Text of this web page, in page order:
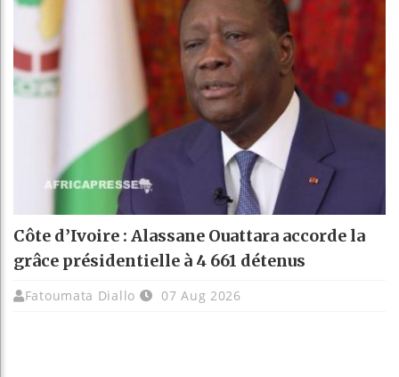
Côte d’Ivoire : Alassane Ouattara accorde la
grâce présidentielle à 4 661 détenus
Fatoumata Diallo 07 Aug 2026